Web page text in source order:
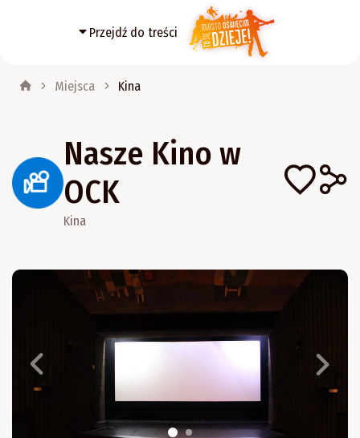
Przejdź do treści
Miejsca Kina
Nasze Kino w
OCK
Kina